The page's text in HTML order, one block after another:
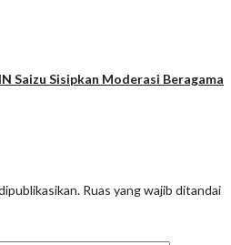
Saizu Sisipkan Moderasi Beragama
Ruas yang wajib ditandai